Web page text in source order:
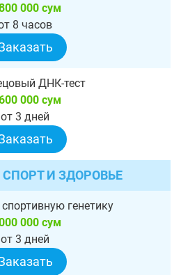
000 сум
8 часов
ДНК-тест
000 сум
от 3 дней
И ЗДОРОВЬЕ
генетику
000 сум
от 3 дней